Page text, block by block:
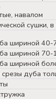
навалом
сушки,
шириной 40-
шириной 70-
шириной
дуба